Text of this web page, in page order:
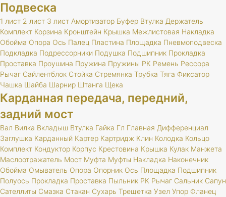
Подвеска
1 лист 2 лист 3 лист Амортизатор Буфер Втулка Держатель
Комплект Корзина Кронштейн Крышка Межлистовая Накладка
Обойма Опора Ось Палец Пластина Площадка Пневмоподвеска
Подкладка Подрессорники Подушка Подшипник Прокладка
Проставка Проушина Пружина Пружины РК Ремень Рессора
Рычаг Сайлентблок Стойка Стремянка Трубка Тяга Фиксатор
Чашка Шайба Шарнир Штанга Щека
Карданная передача, передний,
задний мост
Вал Вилка Вкладыш Втулка Гайка Гл Главная Дифференциал
Заглушка Карданный Картер Картридж Клин Колодка Кольцо
Комплект Кондуктор Корпус Крестовина Крышка Кулак Манжета
Маслоотражатель Мост Муфта Муфты Накладка Наконечник
Обойма Омыватель Опора Опорник Ось Площадка Подшипник
Полуось Прокладка Проставка Пыльник РК Рычаг Сальник Сапун
Сателлиты Смазка Стакан Сухарь Трещетка Узел Упор Фланец